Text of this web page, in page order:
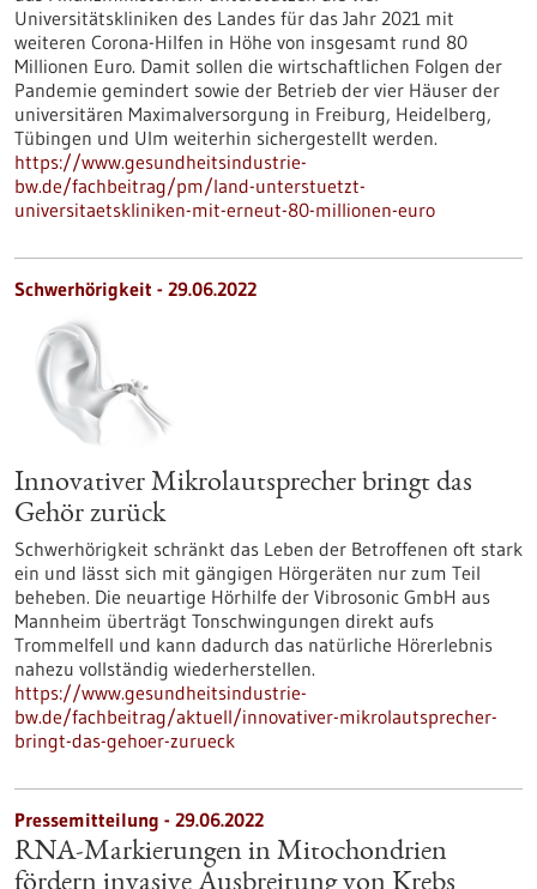
Universitätskliniken des Landes für das Jahr 2021 mit
weiteren Corona-Hilfen in Höhe von insgesamt rund 80
Millionen Euro. Damit sollen die wirtschaftlichen Folgen der
Pandemie gemindert sowie der Betrieb der vier Häuser der
universitären Maximalversorgung in Freiburg, Heidelberg,
Tübingen und Ulm weiterhin sichergestellt werden.
https://www.gesundheitsindustrie-
bw.de/fachbeitrag/pm/land-unterstuetzt-
universitaetskliniken-mit-erneut-80-millionen-euro
Schwerhörigkeit - 29.06.2022
Innovativer Mikrolautsprecher bringt das
Gehör zurück
Schwerhörigkeit schränkt das Leben der Betroffenen oft stark
ein und lässt sich mit gängigen Hörgeräten nur zum Teil
beheben. Die neuartige Hörhilfe der Vibrosonic GmbH aus
Mannheim überträgt Tonschwingungen direkt aufs
Trommelfell und kann dadurch das natürliche Hörerlebnis
nahezu vollständig wiederherstellen.
https://www.gesundheitsindustrie-
bw.de/fachbeitrag/aktuell/innovativer-mikrolautsprecher-
bringt-das-gehoer-zurueck
Pressemitteilung - 29.06.2022
RNA-Markierungen in Mitochondrien